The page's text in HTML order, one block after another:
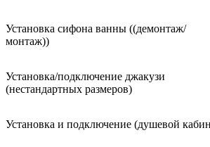
Установка сифона ванны ((демонтаж/
монтаж))
Установка/подключение джакузи
(нестандартных размеров)
Установка и подключение (душевой